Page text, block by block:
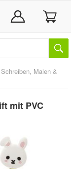
Schreiben, Malen &
mit PVC